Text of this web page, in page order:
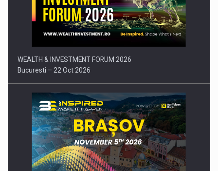
Comunicat de presa: Joburile part-time reincep sa intre pe…
WEALTH & INVESTMENT FORUM 2026
Bucuresti – 22 Oct 2026